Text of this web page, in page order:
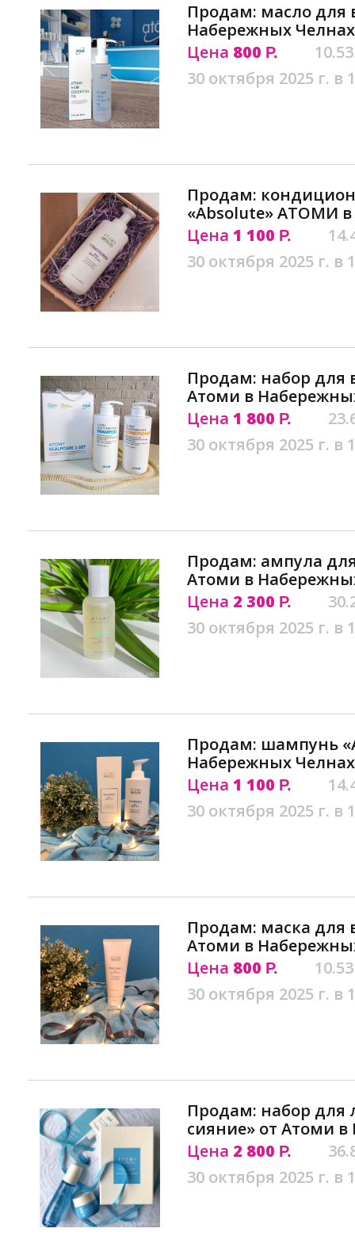
Продам: масло для
Набережных Челнах
Цена 800 Р.
30 октября 2025 г. в
Продам:
«Absolute» АТОМИ
Цена 1 100 Р.
30 октября 2025 г. в
Продам: набор для
Атоми в
Цена 1 800 Р.
30 октября 2025 г. в
Продам: ампула
Атоми в
Цена 2 300 Р.
30 октября 2025 г. в
Продам: шампунь
Набережных Челнах
Цена 1 100 Р.
30 октября 2025 г. в
Продам: маска для
Атоми в
Цена 800 Р.
30 октября 2025 г. в
Продам: набор для
сияние» от Атоми
Цена 2 800 Р.
30 октября 2025 г. в